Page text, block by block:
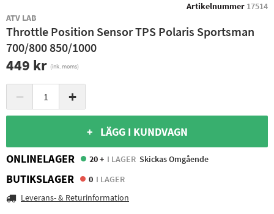
Artikelnummer 17514
ATV LAB
Throttle Position Sensor TPS Polaris Sportsman
700/800 850/1000
449 kr (ink. moms)
− +
+ LÄGG I KUNDVAGN
ONLINELAGER
20 + I LAGER Skickas Omgående
BUTIKSLAGER 0 I LAGER
Leverans- & Returinformation